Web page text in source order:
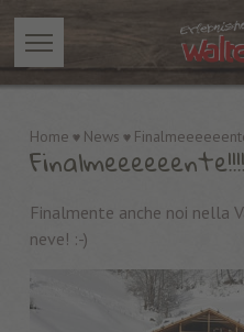
Home News
Finalmeeeeeente!!!!
Finalmente anche noi nella
neve! :-)